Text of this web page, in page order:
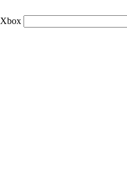
Xbox